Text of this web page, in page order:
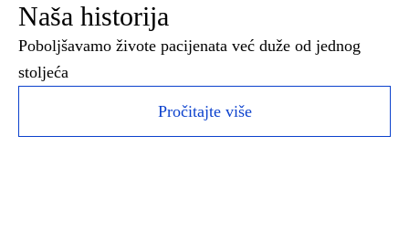
Naša historija
Poboljšavamo živote pacijenata već duže od jednog
stoljeća
Pročitajte više